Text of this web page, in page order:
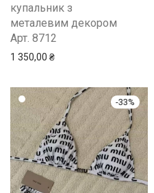
купальник з
металевим декором
Арт. 8712
1 350,00 ₴
-33%